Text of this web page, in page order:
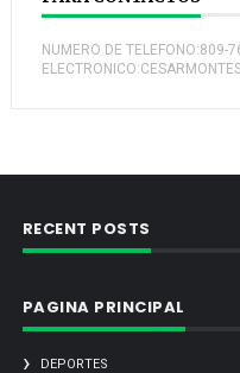
NUMERO DE TELEFONO:809-
RECENT POSTS
PAGINA PRINCIPAL
DEPORTES